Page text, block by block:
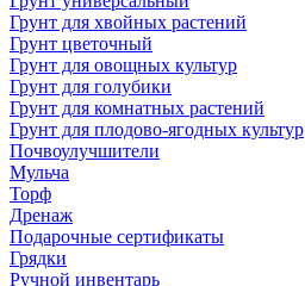
Грунт для хвойных растений
Грунт цветочный
Грунт для овощных культур
Грунт для голубики
Грунт для комнатных растений
Грунт для плодово-ягодных культур
Почвоулучшители
Мульча
Торф
Дренаж
Подарочные сертификаты
Грядки
Ручной инвентарь